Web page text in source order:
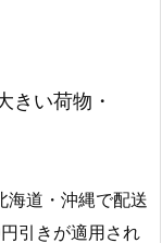
きい荷物・
海道・沖縄で配送
引きが適用され